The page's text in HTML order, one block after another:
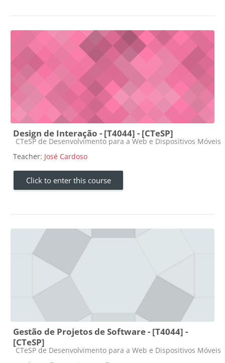
Design de Interação - [T4044] - [CTeSP]
Course category
CTeSP de Desenvolvimento para a Web e Dispositivos Móveis
Teacher: José Cardoso
Click to enter this course
Gestão de Projetos de Software - [T4044] -
[CTeSP]
Course category
CTeSP de Desenvolvimento para a Web e Dispositivos Móveis